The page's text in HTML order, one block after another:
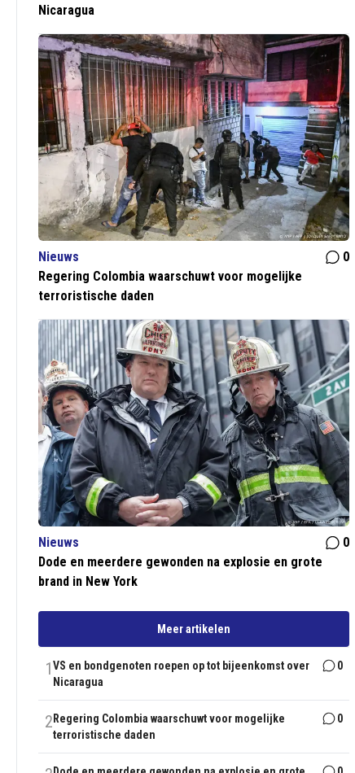
Nicaragua
Nieuws
0
Regering Colombia waarschuwt voor mogelijke
terroristische daden
Nieuws
0
Dode en meerdere gewonden na explosie en grote
brand in New York
Meer artikelen
1VS en bondgenoten roepen op tot bijeenkomst over
Nicaragua
0
2 Regering Colombia waarschuwt voor mogelijke
terroristische daden
0